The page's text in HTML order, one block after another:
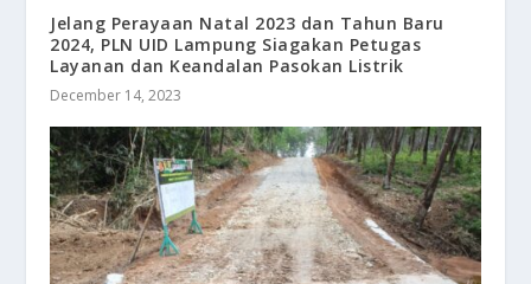
Jelang Perayaan Natal 2023 dan Tahun Baru
2024, PLN UID Lampung Siagakan Petugas
Layanan dan Keandalan Pasokan Listrik
December 14, 2023